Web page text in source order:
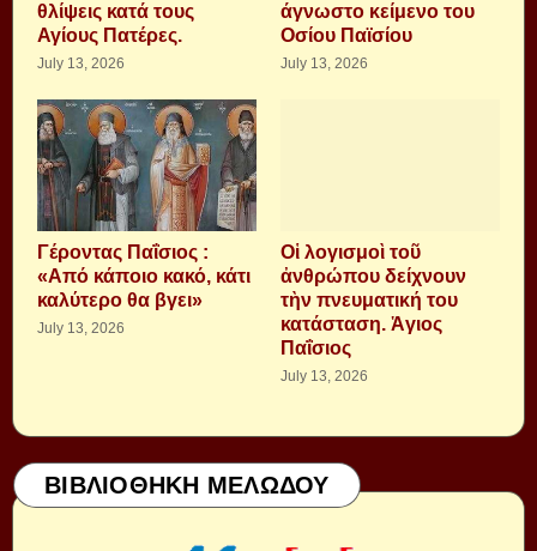
θλίψεις κατά τους
Αγίους Πατέρες.
July 13, 2026
άγνωστο κείμενο του
Οσίου Παϊσίου
July 13, 2026
Γέροντας Παΐσιος :
«Από κάποιο κακό, κάτι
καλύτερο θα βγει»
July 13, 2026
Οἱ λογισμοὶ τοῦ
ἀνθρώπου δείχνουν
τὴν πνευματική του
κατάσταση. Ἁγιος
Παΐσιος
July 13, 2026
ΒΙΒΛΙΟΘΗΚΗ ΜΕΛΩΔΟΥ